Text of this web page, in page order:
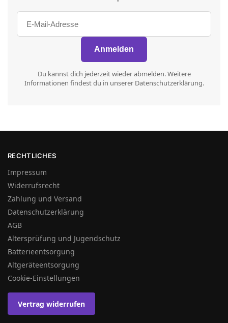
Du kannst dich jederzeit wieder abmelden. Weitere
Informationen findest du in unserer Datenschutzerklärung.
RECHTLICHES
Impressum
Widerrufsrecht
Zahlung und Versand
Datenschutzerklärung
AGB
Altersprüfung und Jugendschutz
Batterieentsorgung
Altgeräteentsorgung
Cookie-Einstellungen
Vertrag widerrufen